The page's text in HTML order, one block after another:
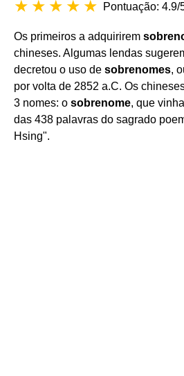
Pontuação: 4.9/
Os primeiros a adquirirem
chineses. Algumas lendas
decretou o uso de sobrenomes,
por volta de 2852 a.C. Os
3 nomes: o sobrenome, que
das 438 palavras do sagrado
Hsing".